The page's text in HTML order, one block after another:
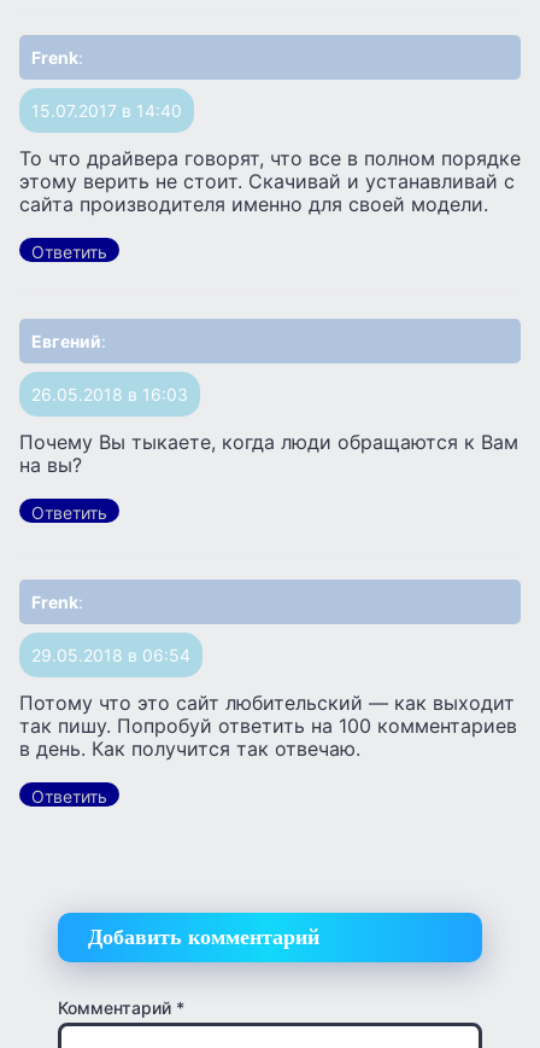
Frenk:
15.07.2017 в 14:40
То что драйвера говорят, что все в полном порядке
этому верить не стоит. Скачивай и устанавливай с
сайта производителя именно для своей модели.
Ответить
Евгений:
26.05.2018 в 16:03
Почему Вы тыкаете, когда люди обращаются к Вам
на вы?
Ответить
Frenk:
29.05.2018 в 06:54
Потому что это сайт любительский — как выходит
так пишу. Попробуй ответить на 100 комментариев
в день. Как получится так отвечаю.
Ответить
Добавить комментарий
Комментарий *